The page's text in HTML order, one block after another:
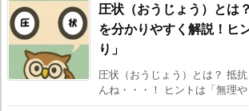
圧状（おうじょう）とは
を分かりやすく解説！ヒ
り」
圧状（おうじょう）とは？ 抵
んね・・・！ ヒントは「無理や